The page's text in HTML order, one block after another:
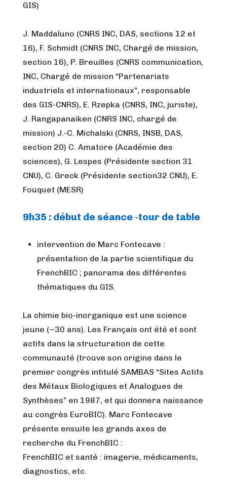
GIS)
J. Maddaluno (CNRS INC, DAS, sections 12 et
16), F. Schmidt (CNRS INC, Chargé de mission,
section 16), P. Breuilles (CNRS communication,
INC, Chargé de mission “Partenariats
industriels et internationaux”, responsable
des GIS-CNRS), E. Rzepka (CNRS, INC, juriste),
J. Rangapanaiken (CNRS INC, chargé de
mission) J.-C. Michalski (CNRS, INSB, DAS,
section 20) C. Amatore (Académie des
sciences), G. Lespes (Présidente section 31
CNU), C. Greck (Présidente section32 CNU), E.
Fouquet (MESR)
9h35 : début de séance -tour de table
intervention de Marc Fontecave :
présentation de la partie scientifique du
FrenchBIC ; panorama des différentes
thématiques du GIS.
La chimie bio-inorganique est une science
jeune (~30 ans). Les Français ont été et sont
actifs dans la structuration de cette
communauté (trouve son origine dans le
premier congrès intitulé SAMBAS “Sites Actifs
des Métaux Biologiques et Analogues de
Synthèses” en 1987, et qui donnera naissance
au congrès EuroBIC). Marc Fontecave
présente ensuite les grands axes de
recherche du FrenchBIC :
FrenchBIC et santé : imagerie, médicaments,
diagnostics, etc.